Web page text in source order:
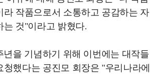
라 작품으로서 소통하고 공감하는 자
는 것"이라고 밝혔다.
년을 기념하기 위해 이번에는 대작들
청했다는 공진모 회장은 "우리나라에